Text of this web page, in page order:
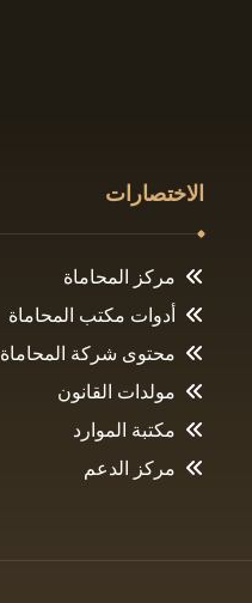
الاختصارات
مركز المحاماة
أدوات مكتب المحاماة
محتوى شركة المحاماة
مولدات القانون
مكتبة الموارد
مركز الدعم